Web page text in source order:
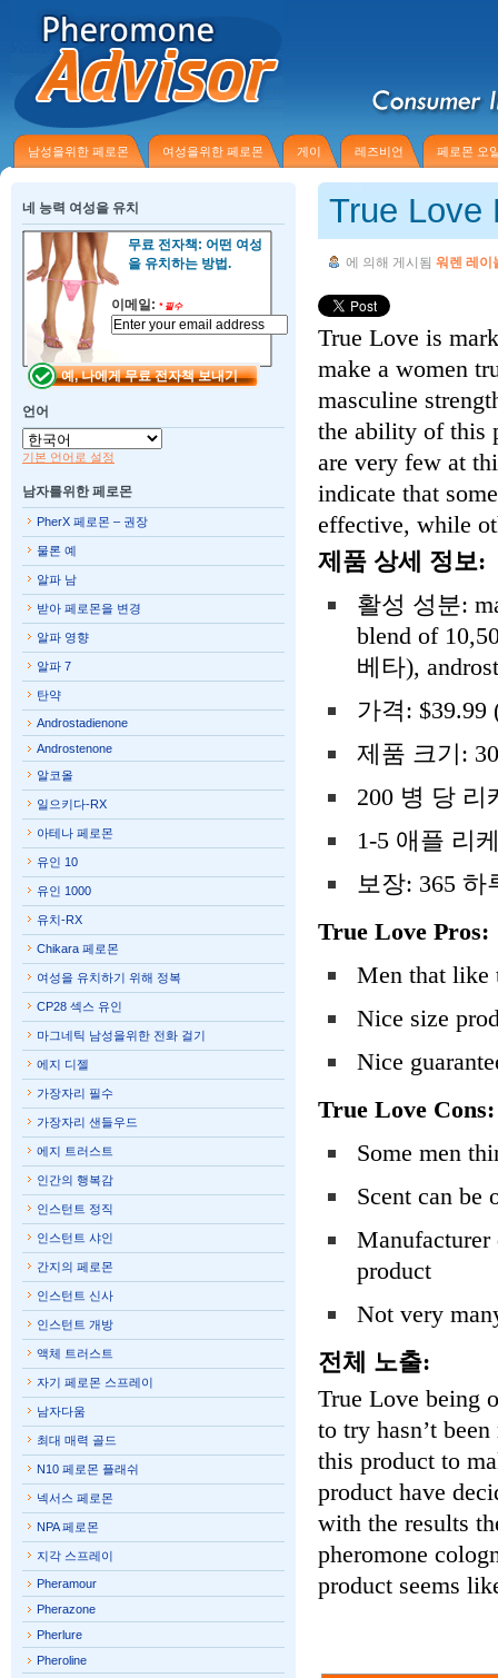
남성을위한 페로몬 여성을위한 페로몬 게이 레즈비언 페로몬 오
True Love
에 의해 게시됨 워렌 레이
True Love is
make a women
masculine
the ability of this
are very few at
indicate that
effective, while
제품 상세 정보:
활성 성분:
blend of
베타),
가격: $39.99
제품 크기:
200 병 당 리
1-5 애플 리
보장: 365 하
True Love Pros:
Men that like
Nice size
Nice
True Love Cons:
Some men
Scent can be
Manufacturer
product
Not very
전체 노출:
True Love being
to try hasn’t
this product to
product have
with the results
pheromone
product seems
네 능력 여성을 유치
무료 전자책: 어떤 여성
을 유치하는 방법.
이메일: *필수
언어
기본 언어로 설정
남자를위한 페로몬
PherX 페로몬 – 권장
물론 예
알파 남
받아 페로몬을 변경
알파 영향
알파 7
탄약
Androstadienone
Androstenone
알코올
일으키다-RX
아테나 페로몬
유인 10
유인 1000
유치-RX
Chikara 페로몬
여성을 유치하기 위해 정복
CP28 섹스 유인
마그네틱 남성을위한 전화 걸기
에지 디젤
가장자리 필수
가장자리 샌들우드
에지 트러스트
인간의 행복감
인스턴트 정직
인스턴트 샤인
간지의 페로몬
인스턴트 신사
인스턴트 개방
액체 트러스트
자기 페로몬 스프레이
남자다움
최대 매력 골드
N10 페로몬 플래쉬
넥서스 페로몬
NPA 페로몬
지각 스프레이
Pheramour
Pherazone
Pherlure
Pheroline